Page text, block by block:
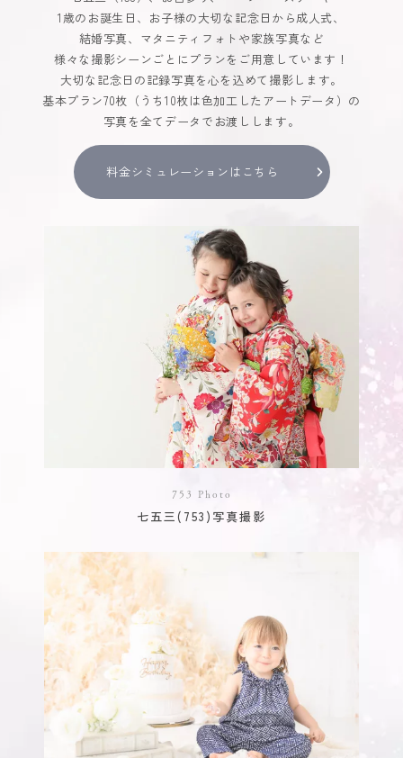
1歳のお誕生日、お子様の大切な記念日から成人式、
結婚写真、マタニティフォトや家族写真など
様々な撮影シーンごとにプランをご用意しています！
大切な記念日の記録写真を心を込めて撮影します。
基本プラン70枚（うち10枚は色加工したアートデータ）の
写真を全てデータでお渡しします。
料金シミュレーションはこちら
753 Photo
七五三(753)写真撮影